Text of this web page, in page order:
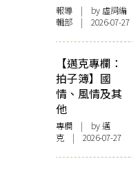
報導 | by 虛詞編
輯部 | 2026-07-27
【邁克專欄：
拍子簿】國
情、風情及其
他
專欄 | by邁
克 | 2026-07-27